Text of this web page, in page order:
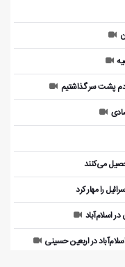
پشت سر گذاشتیم
را مهار کرد
اسلام‌آباد
در اربعین حسینی